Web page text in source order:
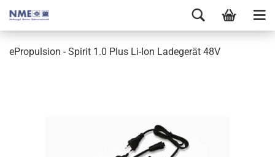
ePropulsion - Spirit 1.0 Plus Li-Ion Ladegerät 48V